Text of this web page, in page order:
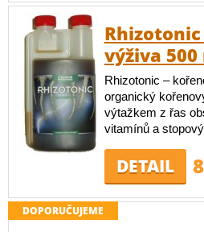
výživa 500
Rhizotonic –
organický
výtažkem z řas
vitamínů a
DETAIL
DOPORUČUJEME